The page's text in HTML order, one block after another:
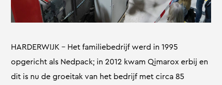
HARDERWIJK – Het familiebedrijf werd in 1995
opgericht als Nedpack; in 2012 kwam Qimarox erbij en
dit is nu de groeitak van het bedrijf met circa 85